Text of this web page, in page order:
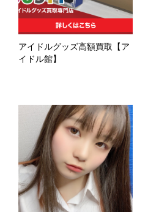
アイドルグッズ高額買取【ア
イドル館】